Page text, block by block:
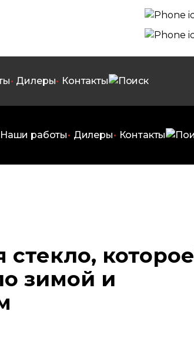
Дилеры Контакты
Наши работы Дилеры Контакты
стекло, которое
зимой и